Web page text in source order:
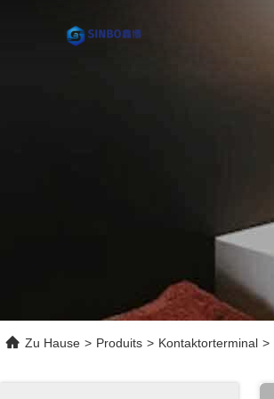
Zu Hause > Produits > Kontaktorterminal >